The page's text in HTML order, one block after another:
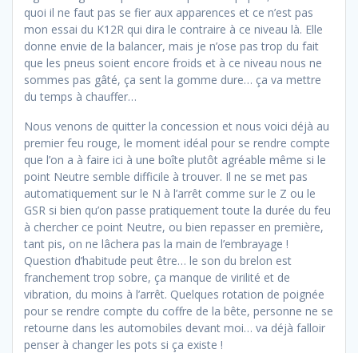
quoi il ne faut pas se fier aux apparences et ce n’est pas
mon essai du K12R qui dira le contraire à ce niveau là. Elle
donne envie de la balancer, mais je n’ose pas trop du fait
que les pneus soient encore froids et à ce niveau nous ne
sommes pas gâté, ça sent la gomme dure… ça va mettre
du temps à chauffer…
Nous venons de quitter la concession et nous voici déjà au
premier feu rouge, le moment idéal pour se rendre compte
que l’on a à faire ici à une boîte plutôt agréable même si le
point Neutre semble difficile à trouver. Il ne se met pas
automatiquement sur le N à l’arrêt comme sur le Z ou le
GSR si bien qu’on passe pratiquement toute la durée du feu
à chercher ce point Neutre, ou bien repasser en première,
tant pis, on ne lâchera pas la main de l’embrayage !
Question d’habitude peut être… le son du brelon est
franchement trop sobre, ça manque de virilité et de
vibration, du moins à l’arrêt. Quelques rotation de poignée
pour se rendre compte du coffre de la bête, personne ne se
retourne dans les automobiles devant moi… va déjà falloir
penser à changer les pots si ça existe !